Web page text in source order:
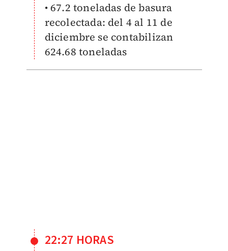
• 67.2 toneladas de basura
recolectada: del 4 al 11 de
diciembre se contabilizan
624.68 toneladas
22:27 HORAS